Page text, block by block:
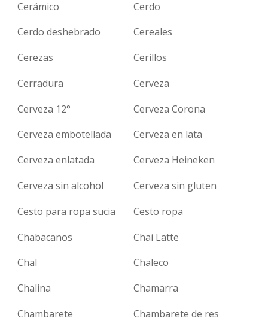
Cerámico
Cerdo
Cerdo deshebrado
Cereales
Cerezas
Cerillos
Cerradura
Cerveza
Cerveza 12°
Cerveza Corona
Cerveza embotellada
Cerveza en lata
Cerveza enlatada
Cerveza Heineken
Cerveza sin alcohol
Cerveza sin gluten
Cesto para ropa sucia
Cesto ropa
Chabacanos
Chai Latte
Chal
Chaleco
Chalina
Chamarra
Chambarete
Chambarete de res